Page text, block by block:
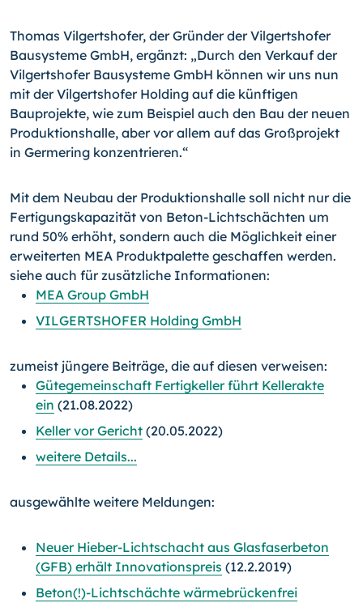
Thomas Vilgertshofer, der Gründer der Vilgertshofer
Bausysteme GmbH, ergänzt: „Durch den Verkauf der
Vilgertshofer Bausysteme GmbH können wir uns nun
mit der Vilgertshofer Holding auf die künftigen
Bauprojekte, wie zum Beispiel auch den Bau der neuen
Produktionshalle, aber vor allem auf das Großprojekt
in Germering konzentrieren.“
Mit dem Neubau der Produktionshalle soll nicht nur die
Fertigungskapazität von Beton-Lichtschächten um
rund 50% erhöht, sondern auch die Möglichkeit einer
erweiterten MEA Produktpalette geschaffen werden.
siehe auch für zusätzliche Informationen:
MEA Group GmbH
VILGERTSHOFER Holding GmbH
zumeist jüngere Beiträge, die auf diesen verweisen:
Gütegemeinschaft Fertigkeller führt Kellerakte
ein (21.08.2022)
Keller vor Gericht (20.05.2022)
weitere Details...
ausgewählte weitere Meldungen:
Neuer Hieber-Lichtschacht aus Glasfaserbeton
(GFB) erhält Innovationspreis (12.2.2019)
Beton(!)-Lichtschächte wärmebrückenfrei